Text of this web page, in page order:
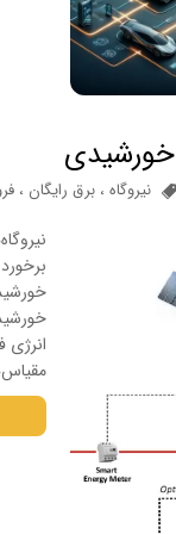
خورشیدی
نیروگاه ، برق رایگان ،
انرژی